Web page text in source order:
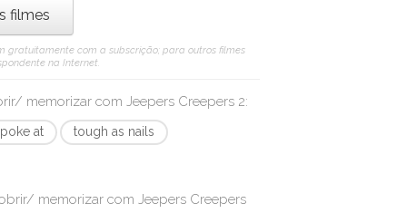
filmes
gratuitamente com a subscrição; para outros filmes
na Internet.
memorizar comJeepers Creepers 2:
poke at tough as nails
memorizar comJeepers Creepers